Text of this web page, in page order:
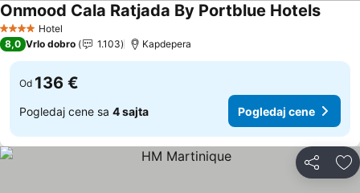
4 ZvezdiceHotel
Onmood Cala Ratjada By Portblue Hotels
8,0 Vrlo dobro 1.103 Kapdepera
Od 136 €
Pogledaj cene sa 4 sajta Pogledaj cene
Deli